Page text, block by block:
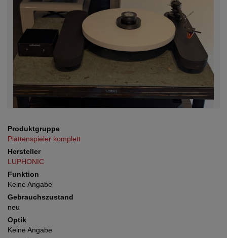
Produktgruppe
Plattenspieler komplett
Hersteller
LUPHONIC
Funktion
Keine Angabe
Gebrauchszustand
neu
Optik
Keine Angabe